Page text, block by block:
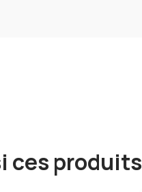
ces produits